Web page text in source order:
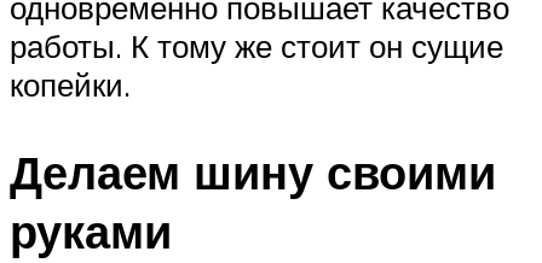
работы. К тому же стоит он сущие
копейки.
Делаем шину своими
руками